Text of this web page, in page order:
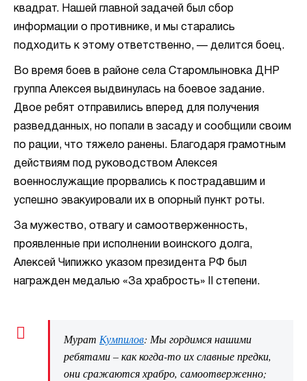
квадрат. Нашей главной задачей был сбор
информации о противнике, и мы старались
подходить к этому ответственно, — делится боец.
Во время боев в районе села Старомлыновка ДНР
группа Алексея выдвинулась на боевое задание.
Двое ребят отправились вперед для получения
разведданных, но попали в засаду и сообщили своим
по рации, что тяжело ранены. Благодаря грамотным
действиям под руководством Алексея
военнослужащие прорвались к пострадавшим и
успешно эвакуировали их в опорный пункт роты.
За мужество, отвагу и самоотверженность,
проявленные при исполнении воинского долга,
Алексей Чипижко указом президента РФ был
награжден медалью «За храбрость» II степени.
Мурат Кумпилов: Мы гордимся нашими
ребятами – как когда-то их славные предки,
они сражаются храбро, самоотверженно;